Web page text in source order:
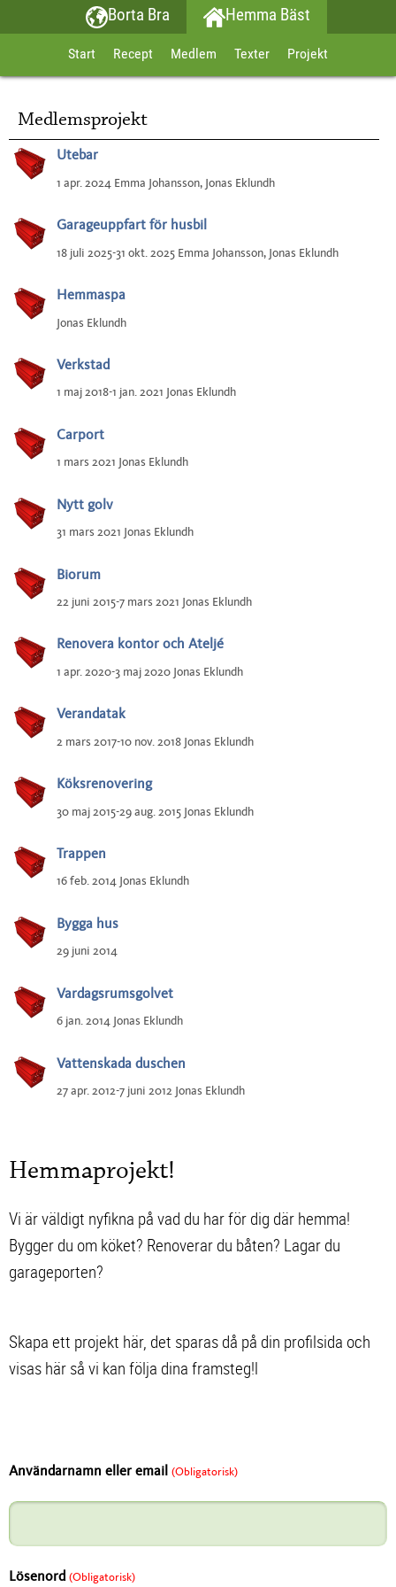
Borta Bra Hemma Bäst
Start Recept Medlem Texter Projekt
Medlemsprojekt
Utebar
1 apr. 2024 Emma Johansson, Jonas Eklundh
Garageuppfart för husbil
18 juli 2025-31 okt. 2025 Emma Johansson, Jonas Eklundh
Hemmaspa
Jonas Eklundh
Verkstad
1 maj 2018-1 jan. 2021 Jonas Eklundh
Carport
1 mars 2021 Jonas Eklundh
Nytt golv
31 mars 2021 Jonas Eklundh
Biorum
22 juni 2015-7 mars 2021 Jonas Eklundh
Renovera kontor och Ateljé
1 apr. 2020-3 maj 2020 Jonas Eklundh
Verandatak
2 mars 2017-10 nov. 2018 Jonas Eklundh
Köksrenovering
30 maj 2015-29 aug. 2015 Jonas Eklundh
Trappen
16 feb. 2014 Jonas Eklundh
Bygga hus
29 juni 2014
Vardagsrumsgolvet
6 jan. 2014 Jonas Eklundh
Vattenskada duschen
27 apr. 2012-7 juni 2012 Jonas Eklundh
Hemmaprojekt!
Vi är väldigt nyfikna på vad du har för dig där hemma!
Bygger du om köket? Renoverar du båten? Lagar du
garageporten?
Skapa ett projekt här, det sparas då på din profilsida och
visas här så vi kan följa dina framsteg!l
Användarnamn eller email (Obligatorisk)
Lösenord (Obligatorisk)